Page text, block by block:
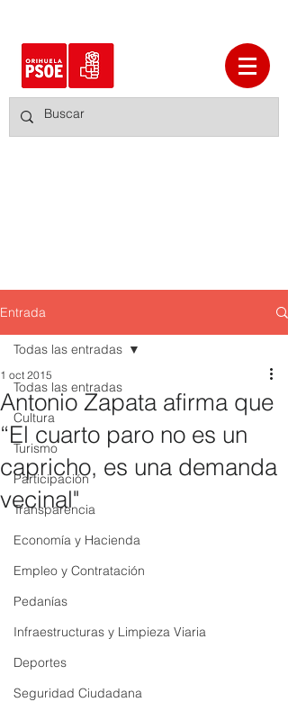
Entrada
Todas las entradas
Cultura
Turismo
Participación
Transparencia
Economía y Hacienda
Empleo y Contratación
Pedanías
Infraestructuras y Limpieza Viaria
Deportes
Seguridad Ciudadana
Todas las entradas
Antonio Zapata afirma que
“El cuarto paro no es un
capricho, es una demanda
vecinal"
1 oct 2015